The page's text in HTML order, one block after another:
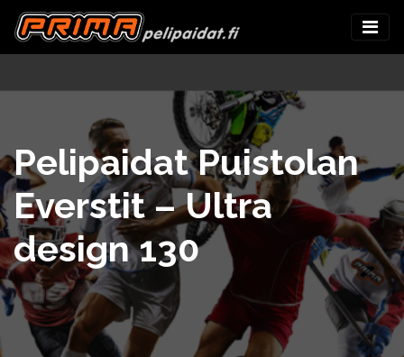
Pelipaidat Puistolan
Everstit – Ultra
design 130